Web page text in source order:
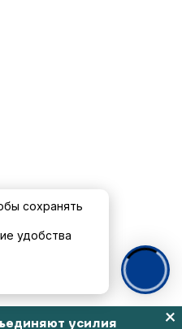
усилия
данных
сохранять
удобства